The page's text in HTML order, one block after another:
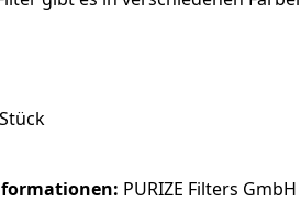
PURIZE Filters